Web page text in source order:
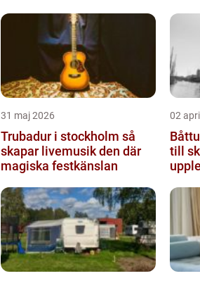
31 maj 2026
Trubadur i stockholm så
skapar livemusik den där
magiska festkänslan
02
Båttur i
till